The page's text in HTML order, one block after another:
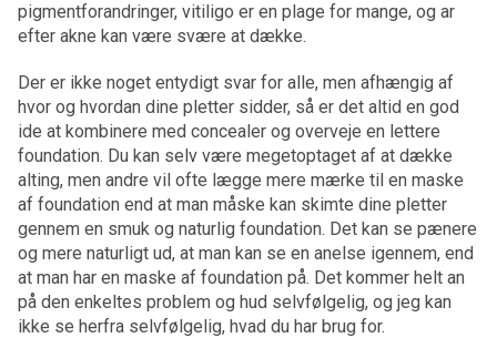
pigmentforandringer, vitiligo er en plage for mange, og ar
efter akne kan være svære at dække.
Der er ikke noget entydigt svar for alle, men afhængig af
hvor og hvordan dine pletter sidder, så er det altid en god
ide at kombinere med concealer og overveje en lettere
foundation. Du kan selv være megetoptaget af at dække
alting, men andre vil ofte lægge mere mærke til en maske
af foundation end at man måske kan skimte dine pletter
gennem en smuk og naturlig foundation. Det kan se pænere
og mere naturligt ud, at man kan se en anelse igennem, end
at man har en maske af foundation på. Det kommer helt an
på den enkeltes problem og hud selvfølgelig, og jeg kan
ikke se herfra selvfølgelig, hvad du har brug for.